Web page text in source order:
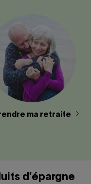
ma retraite
d'épargne